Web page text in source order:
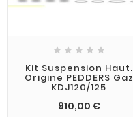
    
Kit Suspension Haut.
Origine PEDDERS Gaz
KDJ120/125
910,00 €Prix